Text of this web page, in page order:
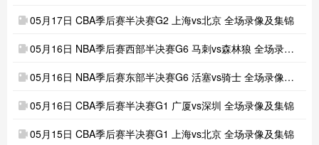
05月17日 CBA季后赛半决赛G2 上海vs北京 全场录像及集锦
05月16日 NBA季后赛西部半决赛G6 马刺vs森林狼 全场录像及集锦
05月16日 NBA季后赛东部半决赛G6 活塞vs骑士 全场录像及集锦
05月16日 CBA季后赛半决赛G1 广厦vs深圳 全场录像及集锦
05月15日 CBA季后赛半决赛G1 上海vs北京 全场录像及集锦